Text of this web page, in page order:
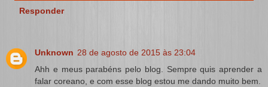
Responder
Unknown 28 de agosto de 2015 às 23:04
Ahh e meus parabéns pelo blog. Sempre quis aprender a
falar coreano, e com esse blog estou me dando muito bem.